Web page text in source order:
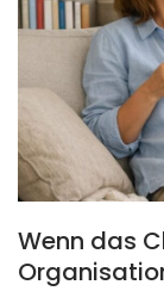
Wenn das